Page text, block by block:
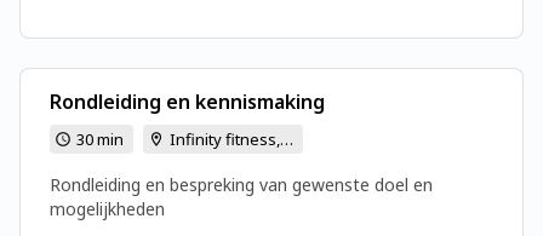
Rondleiding en kennismaking
30 min Infinity fitness, Molenhuisstraat 12a, 9800 Deinze
Rondleiding en bespreking van gewenste doel en
mogelijkheden